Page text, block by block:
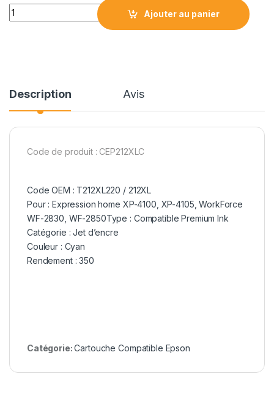
Epson T212XL220 Compatible Cyan quantity
Ajouter au panier
Description Avis
Code de produit : CEP212XLC
Code OEM : T212XL220 / 212XL
Pour : Expression home XP-4100, XP-4105, WorkForce
WF-2830, WF-2850Type : Compatible Premium Ink
Catégorie : Jet d’encre
Couleur : Cyan
Rendement : 350
Catégorie:Cartouche Compatible Epson